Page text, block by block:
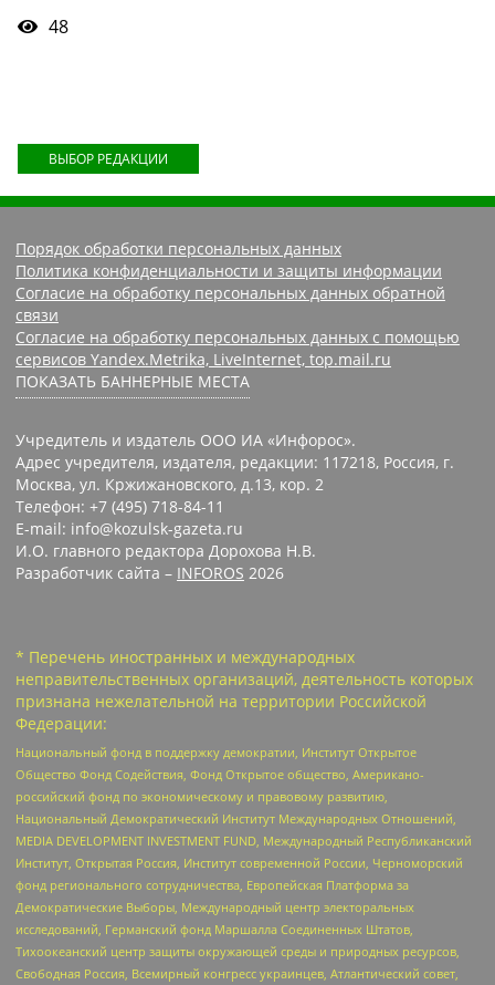
48
ВЫБОР РЕДАКЦИИ
Порядок обработки персональных данных
Политика конфиденциальности и защиты информации
Согласие на обработку персональных данных обратной
связи
Согласие на обработку персональных данных с помощью
сервисов Yandex.Metrika, LiveInternet, top.mail.ru
ПОКАЗАТЬ БАННЕРНЫЕ МЕСТА
Учредитель и издатель ООО ИА «Инфорос».
Адрес учредителя, издателя, редакции: 117218, Россия, г.
Москва, ул. Кржижановского, д.13, кор. 2
Телефон: +7 (495) 718-84-11
E-mail: info@kozulsk-gazeta.ru
И.О. главного редактора Дорохова Н.В.
Разработчик сайта – INFOROS 2026
* Перечень иностранных и международных
неправительственных организаций, деятельность которых
признана нежелательной на территории Российской
Федерации:
Национальный фонд в поддержку демократии, Институт Открытое
Общество Фонд Содействия, Фонд Открытое общество, Американо-
российский фонд по экономическому и правовому развитию,
Национальный Демократический Институт Международных Отношений,
MEDIA DEVELOPMENT INVESTMENT FUND, Международный Республиканский
Институт, Открытая Россия, Институт современной России, Черноморский
фонд регионального сотрудничества, Европейская Платформа за
Демократические Выборы, Международный центр электоральных
исследований, Германский фонд Маршалла Соединенных Штатов,
Тихоокеанский центр защиты окружающей среды и природных ресурсов,
Свободная Россия, Всемирный конгресс украинцев, Атлантический совет,